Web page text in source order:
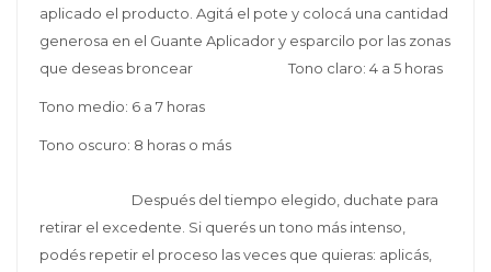
aplicado el producto. Agitá el pote y colocá una cantidad
generosa en el Guante Aplicador y esparcilo por las zonas
que deseas broncear Tono claro: 4 a 5 horas
Tono medio: 6 a 7 horas
Tono oscuro: 8 horas o más
Después del tiempo elegido, duchate para
retirar el excedente. Si querés un tono más intenso,
podés repetir el proceso las veces que quieras: aplicás,